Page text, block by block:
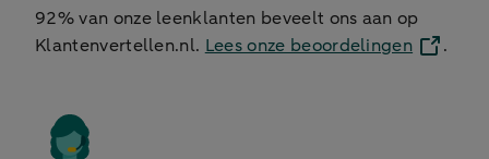
92% van onze leenklanten beveelt ons aan op
Klantenvertellen.nl. Lees onze beoordelingen .